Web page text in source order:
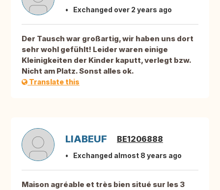
Exchanged over 2 years ago
Der Tausch war großartig, wir haben uns dort
sehr wohl gefühlt! Leider waren einige
Kleinigkeiten der Kinder kaputt, verlegt bzw.
Nicht am Platz. Sonst alles ok.
Translate this
LIABEUF BE1206888
Exchanged almost 8 years ago
Maison agréable et très bien situé sur les 3